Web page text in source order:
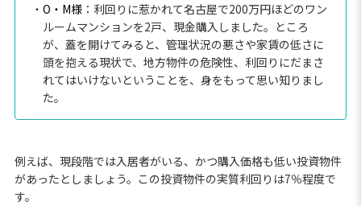
・ O・M様：利回りに惹かれて名古屋で200万円ほどのワン
ルームマンションを2戸、現金購入しました。ところ
が、蓋を開けてみると、管理状況の悪さや家賃の低さに
頭を抱える現状で、地方物件の危険性、利回りにだまさ
れてはいけないということを、身をもって思い知りまし
た。
例えば、現段階では入居者がいる、かつ購入価格も低い投資物件
があったとしましょう。この投資物件の実質利回りは7％程度で
す。